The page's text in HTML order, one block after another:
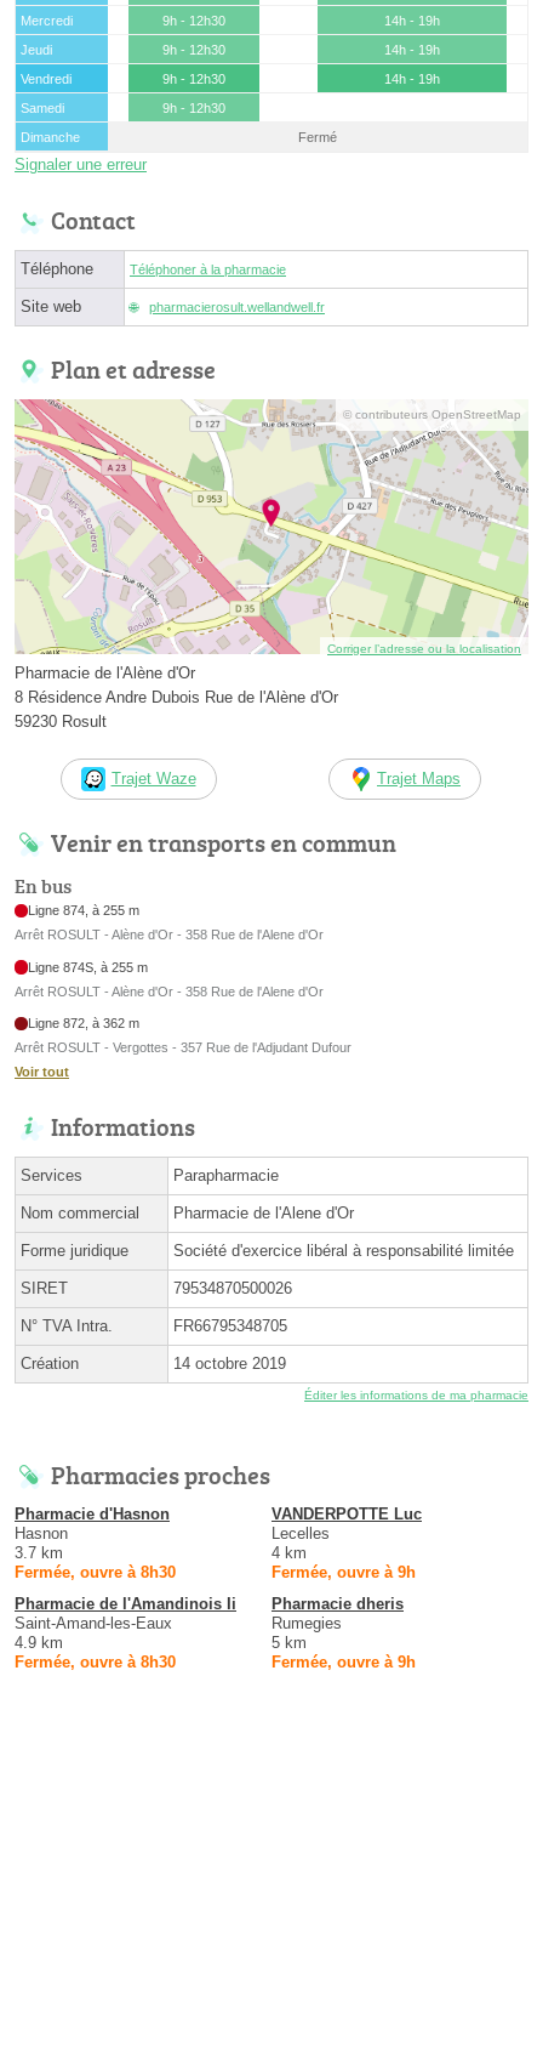
Mercredi
9h - 12h30
14h - 19h
Jeudi
9h - 12h30
14h - 19h
Vendredi
9h - 12h30
14h - 19h
Samedi
9h - 12h30
Dimanche
Fermé
Signaler une erreur
Contact
Téléphone Téléphoner à la pharmacie
Site web pharmacierosult.wellandwell.fr
Plan et adresse
© contributeurs OpenStreetMap
Corriger l’adresse ou la localisation
Pharmacie de l'Alène d'Or
8 Résidence Andre Dubois Rue de l'Alène d'Or
59230 Rosult
Trajet Waze Trajet Maps
Venir en transports en commun
En bus
Ligne 874, à 255 m
Arrêt ROSULT - Alène d'Or - 358 Rue de l'Alene d'Or
Ligne 874S, à 255 m
Arrêt ROSULT - Alène d'Or - 358 Rue de l'Alene d'Or
Ligne 872, à 362 m
Arrêt ROSULT - Vergottes - 357 Rue de l'Adjudant Dufour
Voir tout
Informations
Services Parapharmacie
Nom commercial Pharmacie de l'Alene d'Or
Forme juridique Société d'exercice libéral à responsabilité limitée
SIRET 79534870500026
N° TVA Intra. FR66795348705
Création 14 octobre 2019
Éditer les informations de ma pharmacie
Pharmacies proches
Pharmacie d'Hasnon
Hasnon
3.7 km
Fermée, ouvre à 8h30
VANDERPOTTE Luc
Lecelles
4 km
Fermée, ouvre à 9h
Pharmacie de l'Amandinois Ii
Saint-Amand-les-Eaux
4.9 km
Fermée, ouvre à 8h30
Pharmacie dheris
Rumegies
5 km
Fermée, ouvre à 9h